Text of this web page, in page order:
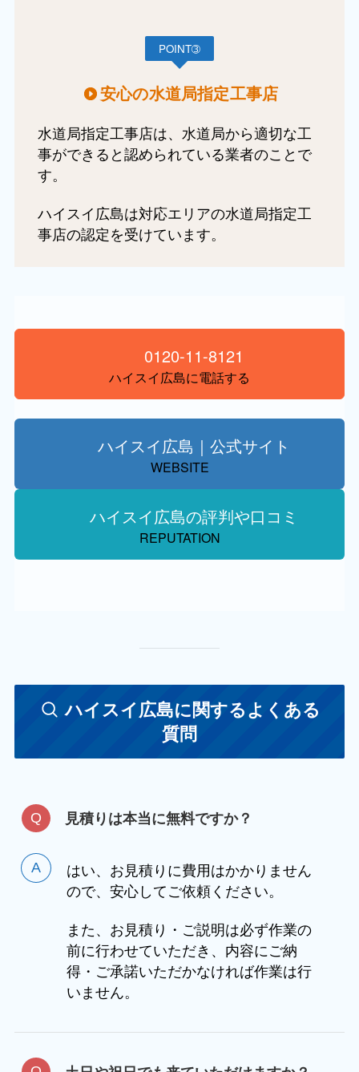
POINT➂
安心の水道局指定工事店
水道局指定工事店は、水道局から適切な工
事ができると認められている業者のことで
す。
ハイスイ広島は対応エリアの水道局指定工
事店の認定を受けています。
0120-11-8121
ハイスイ広島に電話する
ハイスイ広島｜公式サイト
WEBSITE
ハイスイ広島の評判や口コミ
REPUTATION
ハイスイ広島に関するよくある
質問
見積りは本当に無料ですか？
はい、お見積りに費用はかかりません
ので、安心してご依頼ください。
また、お見積り・ご説明は必ず作業の
前に行わせていただき、内容にご納
得・ご承諾いただかなければ作業は行
いません。